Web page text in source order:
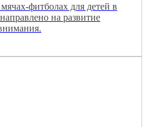
фитболах для детей в
на развитие